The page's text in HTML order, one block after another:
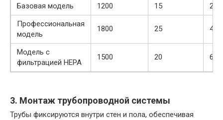
Базовая модель
1200 15
25
Профессиональная
модель
1800 25 45
Модель с
фильтрацией HEPA
1500 20 60
3. Монтаж трубопроводной системы
Трубы фиксируются внутри стен и пола, обеспечивая